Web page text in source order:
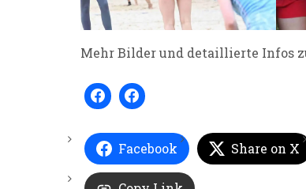
Mehr Bilder und detaillierte Infos
Facebook Share on X